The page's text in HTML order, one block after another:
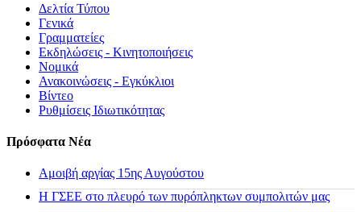
Δελτία Τύπου
Γενικά
Γραμματείες
Εκδηλώσεις - Κινητοποιήσεις
Νομικά
Ανακοινώσεις - Εγκύκλιοι
Βίντεο
Ρυθμίσεις Ιδιωτικότητας
Πρόσφατα Νέα
Αμοιβή αργίας 15ης Αυγούστου
H ΓΣΕΕ στο πλευρό των πυρόπληκτων συμπολιτών μας